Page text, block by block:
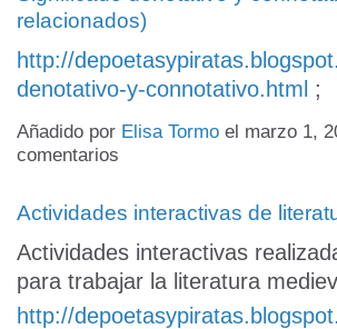
relacionados)
http://
denotativo-y-connotativo.html ;
Añadido por Elisa Tormo el marzo 1,
comentarios
Actividades interactivas de
Actividades interactivas
para trabajar la literatura
http://